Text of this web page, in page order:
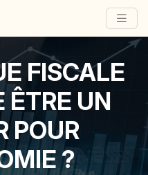
FISCALE
ÊTRE UN
POUR
?